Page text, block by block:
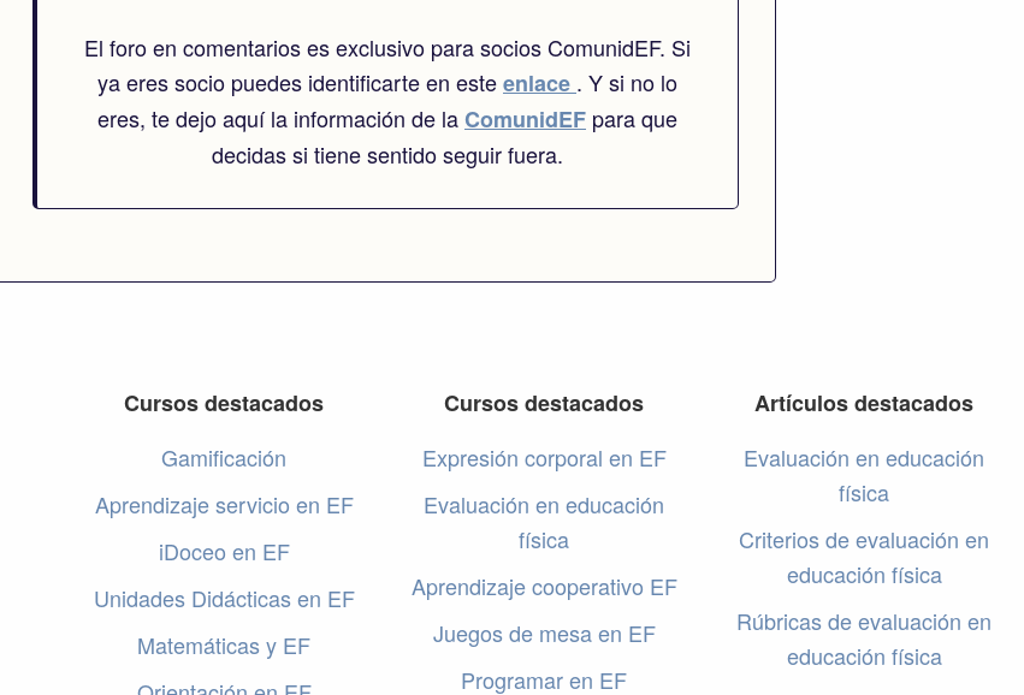
El foro en comentarios es exclusivo para socios ComunidEF. Si
ya eres socio puedes identificarte en esteenlace . Y si no lo
eres, te dejo aquí la información de laComunidEF para que
decidas si tiene sentido seguir fuera.
Cursos destacados
Gamificación
Aprendizaje servicio en EF
iDoceo en EF
Unidades Didácticas en EF
Matemáticas y EF
Cursos destacados
Expresión corporal en EF
Evaluación en educación
física
Aprendizaje cooperativo EF
Juegos de mesa en EF
Programar en EF
Artículos destacados
Evaluación en educación
física
Criterios de evaluación en
educación física
Rúbricas de evaluación en
educación física